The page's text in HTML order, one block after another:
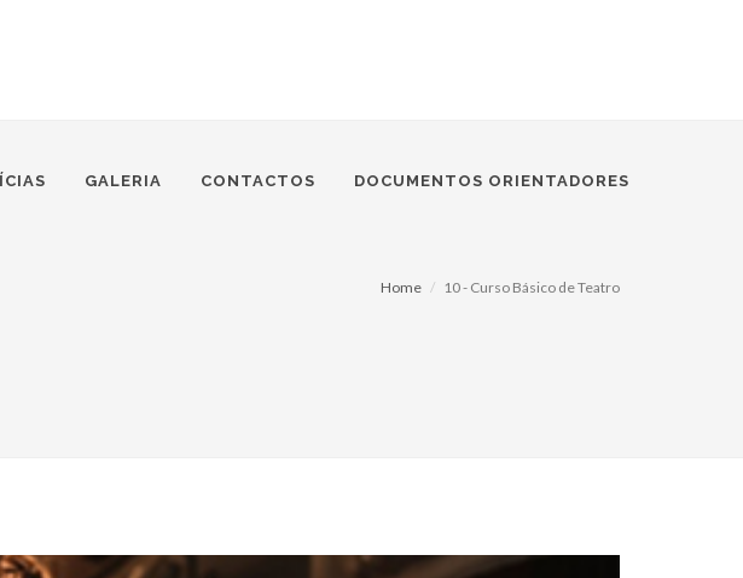
GALERIA CONTACTOS DOCUMENTOS ORIENTADORES
Home 10 - Curso Básico de Teatro